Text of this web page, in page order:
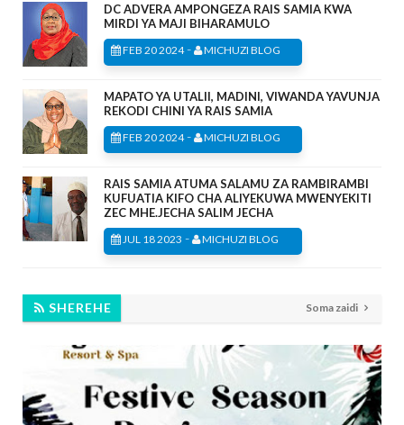
DC ADVERA AMPONGEZA RAIS SAMIA KWA
MIRDI YA MAJI BIHARAMULO
FEB 20 2024- MICHUZI BLOG
MAPATO YA UTALII, MADINI, VIWANDA YAVUNJA
REKODI CHINI YA RAIS SAMIA
FEB 20 2024- MICHUZI BLOG
RAIS SAMIA ATUMA SALAMU ZA RAMBIRAMBI
KUFUATIA KIFO CHA ALIYEKUWA MWENYEKITI
ZEC MHE.JECHA SALIM JECHA
JUL 18 2023 - MICHUZI BLOG
SHEREHE Soma zaidi